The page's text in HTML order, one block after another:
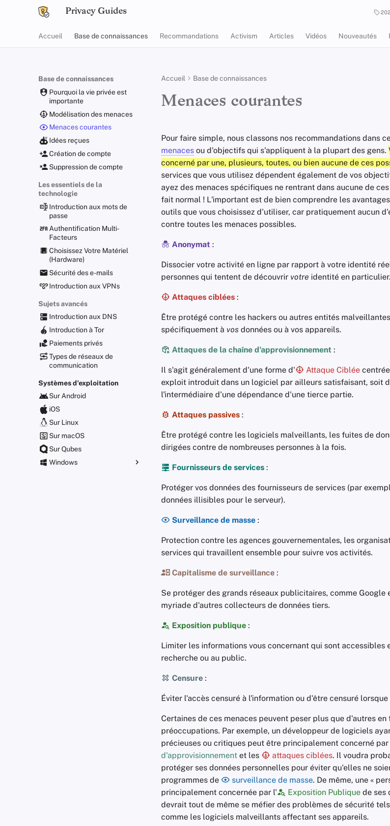
Privacy Guides
Accueil Base de connaissances Recommandations Activism Articles Vidéos Nouveautés
Base de connaissances
Pourquoi la vie privée est
importante
Modélisation des menaces
Menaces courantes
Idées reçues
Création de compte
Suppression de compte
Les essentiels de la
technologie
Introduction aux mots de
passe
Authentification Multi-
Facteurs
Choisissez Votre Matériel
(Hardware)
Sécurité des e-mails
Introduction aux VPNs
Sujets avancés
Introduction aux DNS
Introduction à Tor
Paiements privés
Types de réseaux de
communication
Systèmes d'exploitation
Sur Android
iOS
Sur Linux
Sur macOS
Sur Qubes
Windows
Accueil Base de connaissances
Menaces courantes
Pour faire simple, nous classons nos recommandations dans
menaces ou d'objectifs qui s'appliquent à la plupart des gens.
concerné par une, plusieurs, toutes, ou bien aucune de ces
services que vous utilisez dépendent également de vos
ayez des menaces spécifiques ne rentrant dans aucune de
fait normal ! L'important est de bien comprendre les
outils que vous choisissez d'utiliser, car pratiquement aucun
contre toutes les menaces possibles.
Anonymat :
Dissocier votre activité en ligne par rapport à votre identité
personnes qui tentent de découvrir votre identité en particulier.
Attaques ciblées :
Être protégé contre les hackers ou autres entités
spécifiquement à vos données ou à vos appareils.
Attaques de la chaîne d'approvisionnement :
Il s'agit généralement d'une forme d' Attaque Ciblée
exploit introduit dans un logiciel par ailleurs satisfaisant, soit
l'intermédiaire d'une dépendance d'une tierce partie.
Attaques passives :
Être protégé contre les logiciels malveillants, les fuites de
dirigées contre de nombreuses personnes à la fois.
Fournisseurs de services :
Protéger vos données des fournisseurs de services (par
données illisibles pour le serveur).
Surveillance de masse :
Protection contre les agences gouvernementales, les
services qui travaillent ensemble pour suivre vos activités.
Capitalisme de surveillance :
Se protéger des grands réseaux publicitaires, comme Google
myriade d'autres collecteurs de données tiers.
Exposition publique :
Limiter les informations vous concernant qui sont accessibles
recherche ou au public.
Censure :
Éviter l'accès censuré à l'information ou d'être censuré
Certaines de ces menaces peuvent peser plus que d'autres en
préoccupations. Par exemple, un développeur de logiciels
précieuses ou critiques peut être principalement concerné
d'approvisionnement et les attaques ciblées. Il voudra
protéger ses données personnelles pour éviter qu'elles ne
programmes de
surveillance de masse. De même, une «
principalement concernée par l'
Exposition Publique de ses
devrait tout de même se méfier des problèmes de sécurité
comme les logiciels malveillants affectant ses appareils.